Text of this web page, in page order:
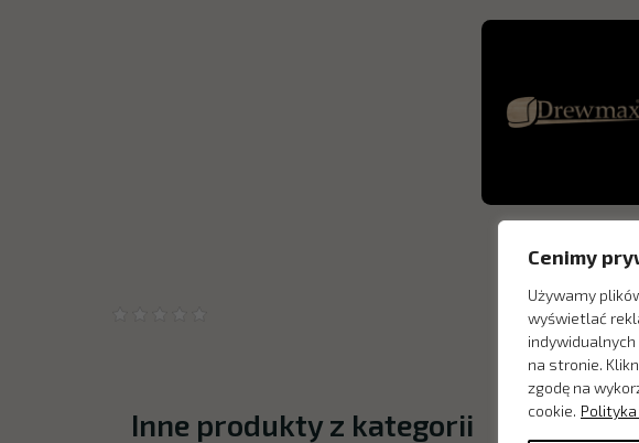
Cenimy
Używamy
wyświetlać
na stronie.
zgodę na
cookie. Polityka
Inne produkty z kategorii